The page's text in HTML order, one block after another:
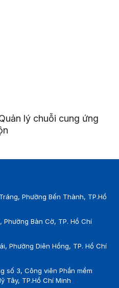
lý chuỗi cung ứng
Phường Bến Thành, TP.Hồ
Phường Bàn Cờ, TP. Hồ Chí
Phường Diên Hồng, TP. Hồ Chí
số 3, Công viên Phần mềm
Tây, TP.Hồ Chí Minh